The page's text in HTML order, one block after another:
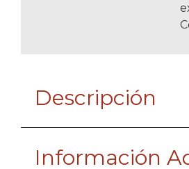
Descripción
Información